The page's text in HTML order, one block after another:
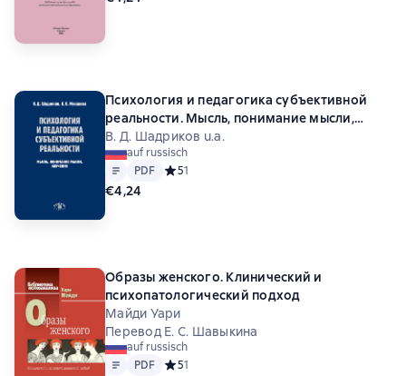
Психология и педагогика субъективной
реальности. Мысль, понимание мысли,
научение
В. Д. Шадриков u.a.
auf russisch
Text
PDF
PDF Средний рейтинг 5 на основе 1 оценок
51
€4,24
Образы женского. Клинический и
психопатологический подход
Майди Уари
Перевод Е. С. Шавыкина
auf russisch
Text
PDF
PDF Средний рейтинг 5 на основе 1 оценок
51